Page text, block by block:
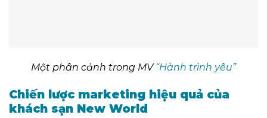
Một phân cảnh trong MV“Hành trình yêu”
Chiến lược marketing hiệu quả của
khách sạn New World